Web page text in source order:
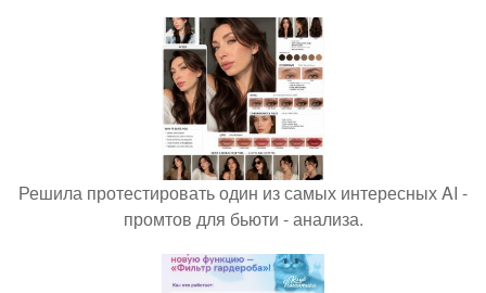
Решила протестировать один из самых интересных AI -
промтов для бьюти - анализа.